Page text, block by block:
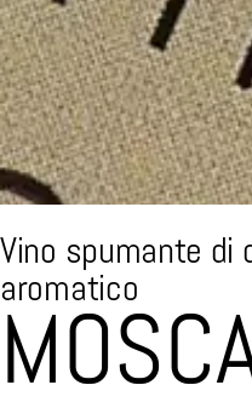
Vino spumante di
aromatico